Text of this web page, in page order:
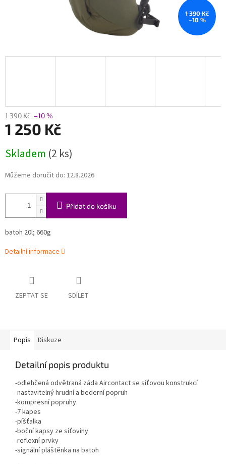
1 390 Kč
–10 %
1 390 Kč –10 %
1 250 Kč
cena:
Skladem (2 ks)
Můžeme doručit do: 12.8.2026
Přidat do košíku
batoh 20l; 660g
Detailní informace
ZEPTAT SE SDÍLET
Popis Diskuze
Detailní popis produktu
-odlehčená odvětraná záda Aircontact se síťovou konstrukcí
-nastavitelný hrudní a bederní popruh
-kompresní popruhy
-7 kapes
-píšťalka
-boční kapsy ze síťoviny
-reflexní prvky
-signální pláštěnka na batoh